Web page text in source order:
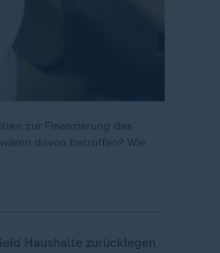
zur Finanzierung des
davon betroffen? Wie
Haushalte zurücklegen